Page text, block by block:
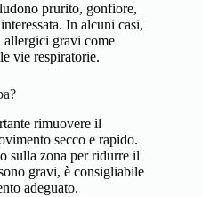
prurito, gonfiore,
In alcuni casi,
allergici gravi come
vie respiratorie.
rimuovere il
secco e rapido.
sulla zona per ridurre il
gravi, è consigliabile
adeguato.